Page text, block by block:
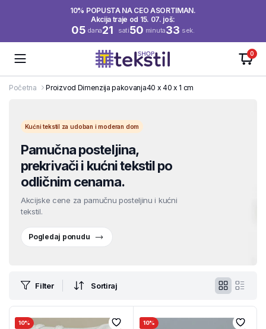
10% POPUSTA NA CEO ASORTIMAN.
Akcija traje od 15. 07. još:
05 dana21 sati50 minuta33 sek.
0
Početna Proizvod Dimenzija pakovanja40 x 40 x 1 cm
Kućni tekstil za udoban i moderan dom
Pamučna posteljina,
prekrivači i kućni tekstil po
odličnim cenama.
Akcijske cene za pamučnu posteljinu i kućni
tekstil.
Pogledaj ponudu
Filter Sortiraj
10% 10%